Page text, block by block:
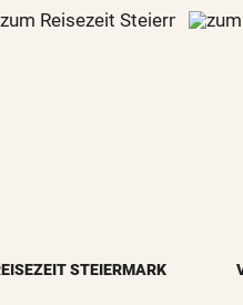
STEIERMARK